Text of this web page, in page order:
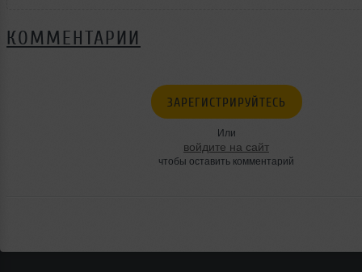
КОММЕНТАРИИ
ЗАРЕГИСТРИРУЙТЕСЬ
Или
войдите на сайт
чтобы оставить комментарий